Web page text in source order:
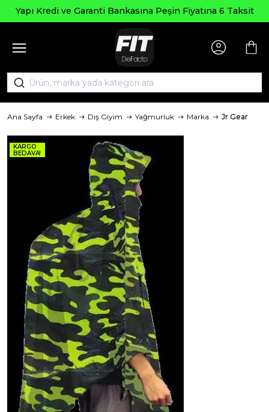
Yapı Kredi ve Garanti Bankasına Peşin Fiyatına 6 Taksit
Ana Sayfa Erkek Dış Giyim Yağmurluk Marka Jr Gear
KARGO
BEDAVA!